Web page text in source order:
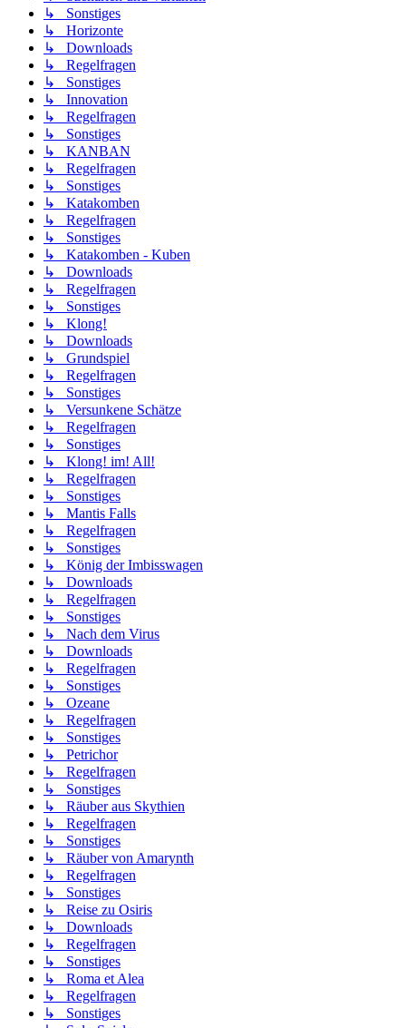
↳ Sonstiges
↳ Horizonte
↳ Downloads
↳ Regelfragen
↳ Sonstiges
↳ Innovation
↳ Regelfragen
↳ Sonstiges
↳ KANBAN
↳ Regelfragen
↳ Sonstiges
↳ Katakomben
↳ Regelfragen
↳ Sonstiges
↳ Katakomben - Kuben
↳ Downloads
↳ Regelfragen
↳ Sonstiges
↳ Klong!
↳ Downloads
↳ Grundspiel
↳ Regelfragen
↳ Sonstiges
↳ Versunkene Schätze
↳ Regelfragen
↳ Sonstiges
↳ Klong! im! All!
↳ Regelfragen
↳ Sonstiges
↳ Mantis Falls
↳ Regelfragen
↳ Sonstiges
↳ König der Imbisswagen
↳ Downloads
↳ Regelfragen
↳ Sonstiges
↳ Nach dem Virus
↳ Downloads
↳ Regelfragen
↳ Sonstiges
↳ Ozeane
↳ Regelfragen
↳ Sonstiges
↳ Petrichor
↳ Regelfragen
↳ Sonstiges
↳ Räuber aus Skythien
↳ Regelfragen
↳ Sonstiges
↳ Räuber von Amarynth
↳ Regelfragen
↳ Sonstiges
↳ Reise zu Osiris
↳ Downloads
↳ Regelfragen
↳ Sonstiges
↳ Roma et Alea
↳ Regelfragen
↳ Sonstiges